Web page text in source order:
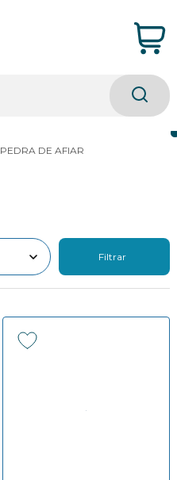
PEDRA DE AFIAR
Filtrar